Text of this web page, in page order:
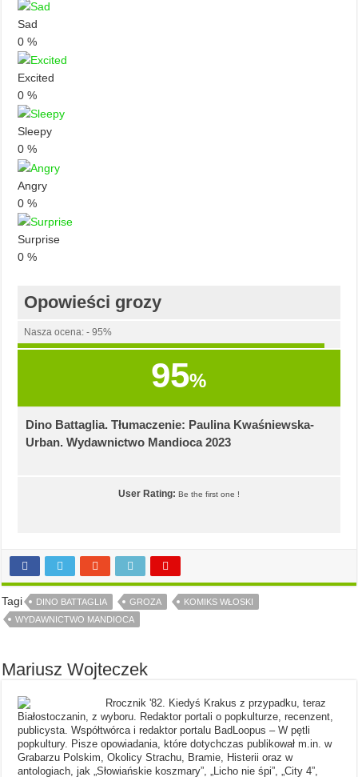
Sad
0 %
Excited
0 %
Sleepy
0 %
Angry
0 %
Surprise
0 %
Opowieści grozy
Nasza ocena: - 95%
95%
Dino Battaglia. Tłumaczenie: Paulina Kwaśniewska-
Urban. Wydawnictwo Mandioca 2023
User Rating: Be the first one !
Tagi DINO BATTAGLIA GROZA
KOMIKS WŁOSKI
WYDAWNICTWO MANDIOCA
Mariusz Wojteczek
Rrocznik '82. Kiedyś Krakus z przypadku, teraz
Białostoczanin, z wyboru. Redaktor portali o popkulturze, recenzent,
publicysta. Współtwórca i redaktor portalu BadLoopus – W pętli
popkultury. Pisze opowiadania, które dotychczas publikował m.in. w
Grabarzu Polskim, Okolicy Strachu, Bramie, Histerii oraz w
antologiach, jak „Słowiańskie koszmary”, „Licho nie śpi”, „City 4”,